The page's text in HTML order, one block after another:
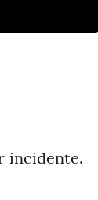
incidente.